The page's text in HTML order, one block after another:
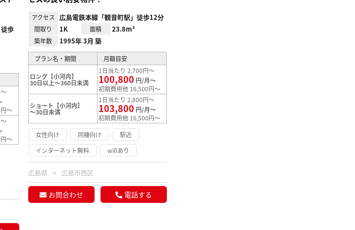
歩
～
～
アクセス 広島電鉄本線「観音町駅」徒歩12分
間取り 1K 面積 23.8m²
築年数 1995年 3月 築
プラン名・期間 月額目安
ロング【小河内】
30日以上～360日未満
1日当たり 2,700円～
100,800 円/月～
初期費用他 16,500円～
ショート【小河内】
～30日未満
1日当たり 2,800円～
103,800 円/月～
初期費用他 16,500円～
女性向け
同棲向け
駅近
インターネット無料
wifiあり
広島県 広島市西区
お問合わせ 電話する